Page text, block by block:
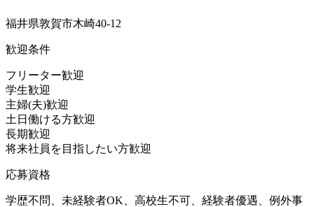
福井県敦賀市木崎40-12
歓迎条件
フリーター歓迎
学生歓迎
主婦(夫)歓迎
土日働ける方歓迎
長期歓迎
将来社員を目指したい方歓迎
応募資格
学歴不問、未経験者OK、高校生不可、経験者優遇、例外事